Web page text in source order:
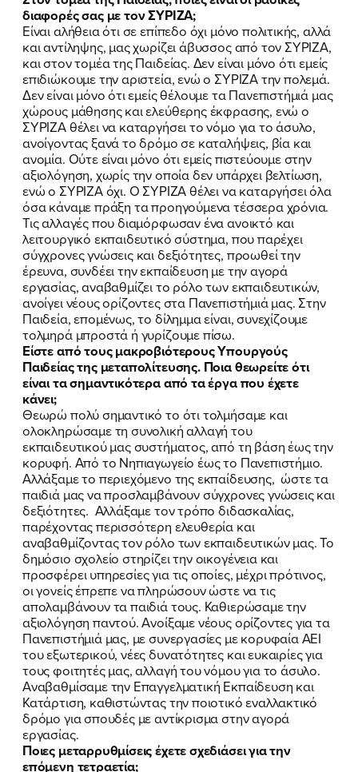
διαφορές σας με τον ΣΥΡΙΖΑ;
Είναι αλήθεια ότι σε επίπεδο όχι μόνο πολιτικής, αλλά
και αντίληψης, μας χωρίζει άβυσσος από τον ΣΥΡΙΖΑ,
και στον τομέα της Παιδείας. Δεν είναι μόνο ότι εμείς
επιδιώκουμε την αριστεία, ενώ ο ΣΥΡΙΖΑ την πολεμά.
Δεν είναι μόνο ότι εμείς θέλουμε τα Πανεπιστήμιά μας
χώρους μάθησης και ελεύθερης έκφρασης, ενώ ο
ΣΥΡΙΖΑ θέλει να καταργήσει το νόμο για το άσυλο,
ανοίγοντας ξανά το δρόμο σε καταλήψεις, βία και
ανομία. Ούτε είναι μόνο ότι εμείς πιστεύουμε στην
αξιολόγηση, χωρίς την οποία δεν υπάρχει βελτίωση,
ενώ ο ΣΥΡΙΖΑ όχι. Ο ΣΥΡΙΖΑ θέλει να καταργήσει όλα
όσα κάναμε πράξη τα προηγούμενα τέσσερα χρόνια.
Τις αλλαγές που διαμόρφωσαν ένα ανοικτό και
λειτουργικό εκπαιδευτικό σύστημα, που παρέχει
σύγχρονες γνώσεις και δεξιότητες, προωθεί την
έρευνα, συνδέει την εκπαίδευση με την αγορά
εργασίας, αναβαθμίζει το ρόλο των εκπαιδευτικών,
ανοίγει νέους ορίζοντες στα Πανεπιστήμιά μας. Στην
Παιδεία, επομένως, το δίλημμα είναι, συνεχίζουμε
τολμηρά μπροστά ή γυρίζουμε πίσω.
Είστε από τους μακροβιότερους Υπουργούς
Παιδείας της μεταπολίτευσης. Ποια θεωρείτε ότι
είναι τα σημαντικότερα από τα έργα που έχετε
κάνει;
Θεωρώ πολύ σημαντικό το ότι τολμήσαμε και
ολοκληρώσαμε τη συνολική αλλαγή του
εκπαιδευτικού μας συστήματος, από τη βάση έως την
κορυφή. Από το Νηπιαγωγείο έως το Πανεπιστήμιο.
Αλλάξαμε το περιεχόμενο της εκπαίδευσης, ώστε τα
παιδιά μας να προσλαμβάνουν σύγχρονες γνώσεις και
δεξιότητες. Αλλάξαμε τον τρόπο διδασκαλίας,
παρέχοντας περισσότερη ελευθερία και
αναβαθμίζοντας τον ρόλο των εκπαιδευτικών μας. Το
δημόσιο σχολείο στηρίζει την οικογένεια και
προσφέρει υπηρεσίες για τις οποίες, μέχρι πρότινος,
οι γονείς έπρεπε να πληρώσουν ώστε να τις
απολαμβάνουν τα παιδιά τους. Καθιερώσαμε την
αξιολόγηση παντού. Ανοίξαμε νέους ορίζοντες για τα
Πανεπιστήμιά μας, με συνεργασίες με κορυφαία ΑΕΙ
του εξωτερικού, νέες δυνατότητες και ευκαιρίες για
τους φοιτητές μας, αλλαγή του νόμου για το άσυλο.
Αναβαθμίσαμε την Επαγγελματική Εκπαίδευση και
Κατάρτιση, καθιστώντας την ποιοτικό εναλλακτικό
δρόμο για σπουδές με αντίκρισμα στην αγορά
εργασίας.
Ποιες μεταρρυθμίσεις έχετε σχεδιάσει για την
επόμενη τετραετία;